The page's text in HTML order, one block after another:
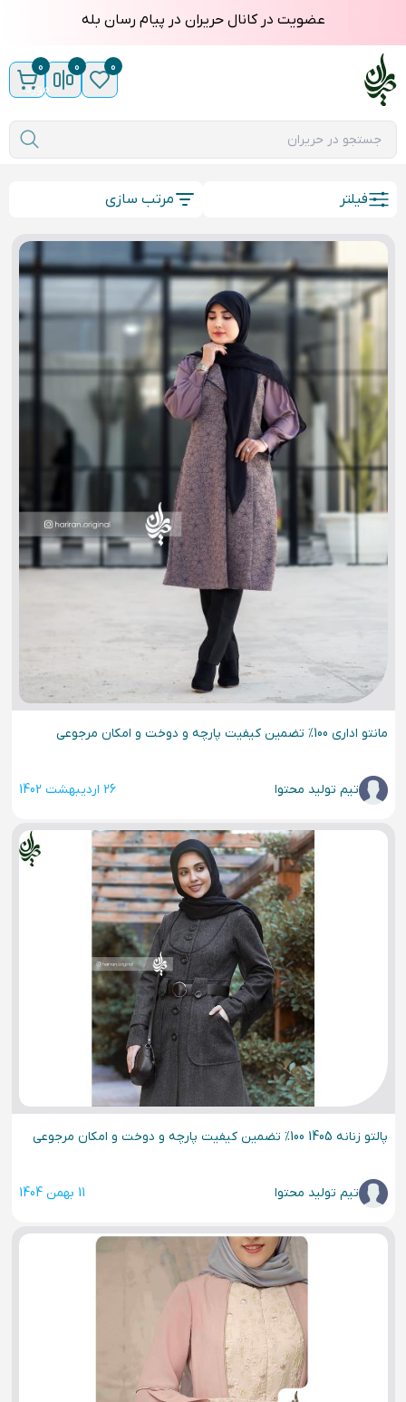
عضویت در کانال حریران در پیام رسان بله
0
0
0
مورد
فیلتر مرتب سازی
مانتو اداری 100% تضمین کیفیت پارچه و دوخت و امکان مرجوعی
تیم تولید محتوا 26 اردیبهشت 1402
پالتو زنانه 1405 100% تضمین کیفیت پارچه و دوخت و امکان مرجوعی
تیم تولید محتوا 11 بهمن 1404